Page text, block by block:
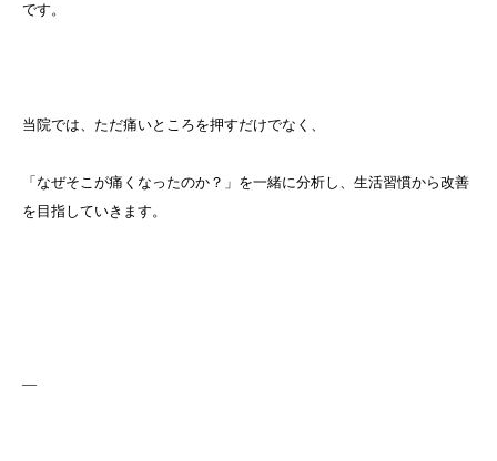
です。
当院では、ただ痛いところを押すだけでなく、
「なぜそこが痛くなったのか？」を一緒に分析し、生活習慣から改善
を目指していきます。
—